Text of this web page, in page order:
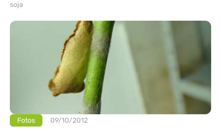
soja
Fotos 09/10/2012